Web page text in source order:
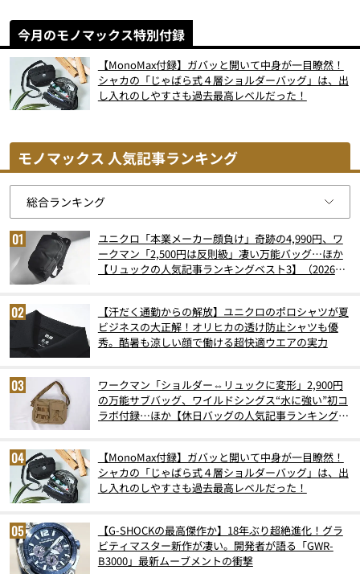
今月のモノマックス特別付録
【MonoMax付録】ガバッと開いて中身が一目瞭然！
シャカの「じゃばら式４層ショルダーバッグ」は、出
し入れのしやすさも過去最高レベルだった！
モノマックス 人気記事ランキング
ユニクロ「本業メーカー顔負け」奇跡の4,990円、ワ
ークマン「2,500円は反則級」凄い万能バッグ…ほか
【リュックの人気記事ランキングベスト3】（2026年
【汗だく通勤からの解放】ユニクロのポロシャツが夏
ビジネスの大正解！オリヒカの透け防止シャツも優
秀。酷暑も涼しい顔で働ける超快適ウエアの実力
ワークマン「ショルダー⇔リュックに変形」2,900円
の万能サブバッグ、ワイルドシングス“水に強い”初コ
ラボ付録…ほか【休日バッグの人気記事ランキングベ
【MonoMax付録】ガバッと開いて中身が一目瞭然！
シャカの「じゃばら式４層ショルダーバッグ」は、出
し入れのしやすさも過去最高レベルだった！
【G-SHOCKの最高傑作か】18年ぶり超絶進化！グラ
ビティマスター新作が凄い。開発者が語る「GWR-
B3000」最新ムーブメントの衝撃